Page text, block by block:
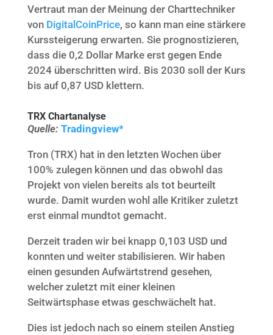
Vertraut man der Meinung der Charttechniker
von DigitalCoinPrice, so kann man eine stärkere
Kurssteigerung erwarten. Sie prognostizieren,
dass die 0,2 Dollar Marke erst gegen Ende
2024 überschritten wird. Bis 2030 soll der Kurs
bis auf 0,87 USD klettern.
TRX Chartanalyse
Quelle: Tradingview*
Tron (TRX) hat in den letzten Wochen über
100% zulegen können und das obwohl das
Projekt von vielen bereits als tot beurteilt
wurde. Damit wurden wohl alle Kritiker zuletzt
erst einmal mundtot gemacht.
Derzeit traden wir bei knapp 0,103 USD und
konnten und weiter stabilisieren. Wir haben
einen gesunden Aufwärtstrend gesehen,
welcher zuletzt mit einer kleinen
Seitwärtsphase etwas geschwächelt hat.
Dies ist jedoch nach so einem steilen Anstieg